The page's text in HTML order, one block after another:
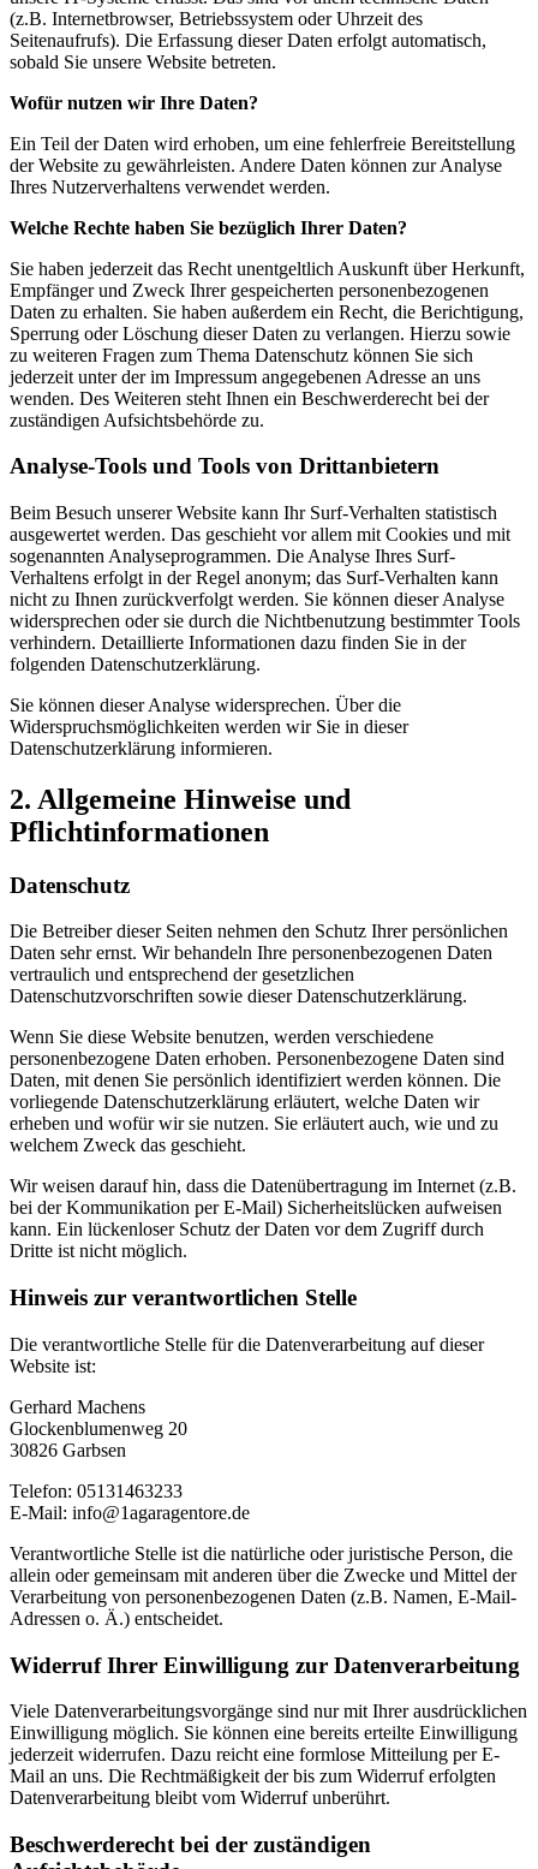
(z.B. Internetbrowser, Betriebssystem oder Uhrzeit des
Seitenaufrufs). Die Erfassung dieser Daten erfolgt automatisch,
sobald Sie unsere Website betreten.
Wofür nutzen wir Ihre Daten?
Ein Teil der Daten wird erhoben, um eine fehlerfreie Bereitstellung
der Website zu gewährleisten. Andere Daten können zur Analyse
Ihres Nutzerverhaltens verwendet werden.
Welche Rechte haben Sie bezüglich Ihrer Daten?
Sie haben jederzeit das Recht unentgeltlich Auskunft über Herkunft,
Empfänger und Zweck Ihrer gespeicherten personenbezogenen
Daten zu erhalten. Sie haben außerdem ein Recht, die Berichtigung,
Sperrung oder Löschung dieser Daten zu verlangen. Hierzu sowie
zu weiteren Fragen zum Thema Datenschutz können Sie sich
jederzeit unter der im Impressum angegebenen Adresse an uns
wenden. Des Weiteren steht Ihnen ein Beschwerderecht bei der
zuständigen Aufsichtsbehörde zu.
Analyse-Tools und Tools von Drittanbietern
Beim Besuch unserer Website kann Ihr Surf-Verhalten statistisch
ausgewertet werden. Das geschieht vor allem mit Cookies und mit
sogenannten Analyseprogrammen. Die Analyse Ihres Surf-
Verhaltens erfolgt in der Regel anonym; das Surf-Verhalten kann
nicht zu Ihnen zurückverfolgt werden. Sie können dieser Analyse
widersprechen oder sie durch die Nichtbenutzung bestimmter Tools
verhindern. Detaillierte Informationen dazu finden Sie in der
folgenden Datenschutzerklärung.
Sie können dieser Analyse widersprechen. Über die
Widerspruchsmöglichkeiten werden wir Sie in dieser
Datenschutzerklärung informieren.
2. Allgemeine Hinweise und
Pflichtinformationen
Datenschutz
Die Betreiber dieser Seiten nehmen den Schutz Ihrer persönlichen
Daten sehr ernst. Wir behandeln Ihre personenbezogenen Daten
vertraulich und entsprechend der gesetzlichen
Datenschutzvorschriften sowie dieser Datenschutzerklärung.
Wenn Sie diese Website benutzen, werden verschiedene
personenbezogene Daten erhoben. Personenbezogene Daten sind
Daten, mit denen Sie persönlich identifiziert werden können. Die
vorliegende Datenschutzerklärung erläutert, welche Daten wir
erheben und wofür wir sie nutzen. Sie erläutert auch, wie und zu
welchem Zweck das geschieht.
Wir weisen darauf hin, dass die Datenübertragung im Internet (z.B.
bei der Kommunikation per E-Mail) Sicherheitslücken aufweisen
kann. Ein lückenloser Schutz der Daten vor dem Zugriff durch
Dritte ist nicht möglich.
Hinweis zur verantwortlichen Stelle
Die verantwortliche Stelle für die Datenverarbeitung auf dieser
Website ist:
Gerhard Machens
Glockenblumenweg 20
30826 Garbsen
Telefon: 05131463233
E-Mail: info@1agaragentore.de
Verantwortliche Stelle ist die natürliche oder juristische Person, die
allein oder gemeinsam mit anderen über die Zwecke und Mittel der
Verarbeitung von personenbezogenen Daten (z.B. Namen, E-Mail-
Adressen o. Ä.) entscheidet.
Widerruf Ihrer Einwilligung zur Datenverarbeitung
Viele Datenverarbeitungsvorgänge sind nur mit Ihrer ausdrücklichen
Einwilligung möglich. Sie können eine bereits erteilte Einwilligung
jederzeit widerrufen. Dazu reicht eine formlose Mitteilung per E-
Mail an uns. Die Rechtmäßigkeit der bis zum Widerruf erfolgten
Datenverarbeitung bleibt vom Widerruf unberührt.
Beschwerderecht bei der zuständigen